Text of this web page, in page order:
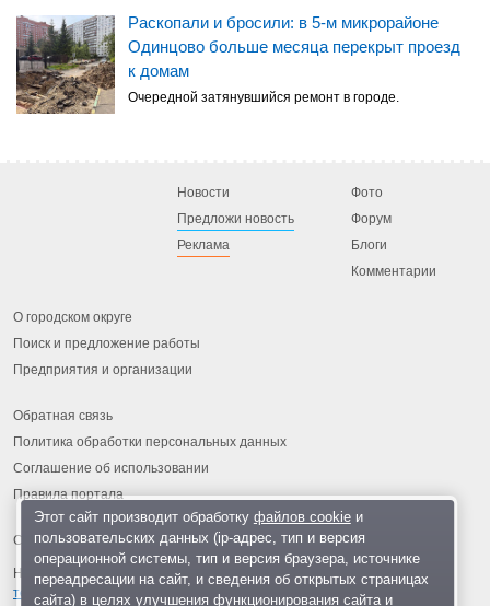
Раскопали и бросили: в 5-м микрорайоне
Одинцово больше месяца перекрыт проезд
к домам
Очередной затянувшийся ремонт в городе.
Новости
Предложи новость
Реклама
Фото
Форум
Блоги
Комментарии
О городском округе
Поиск и предложение работы
Предприятия и организации
Обратная связь
Политика обработки персональных данных
Соглашение об использовании
Правила портала
На информационном ресурсе применяются рекомендательные
технологии
Этот сайт производит обработку файлов cookieи
пользовательских данных (ip-адрес, тип и версия
операционной системы, тип и версия браузера, источнике
переадресации на сайт, и сведения об открытых страницах
сайта) в целях улучшения функционирования сайта и